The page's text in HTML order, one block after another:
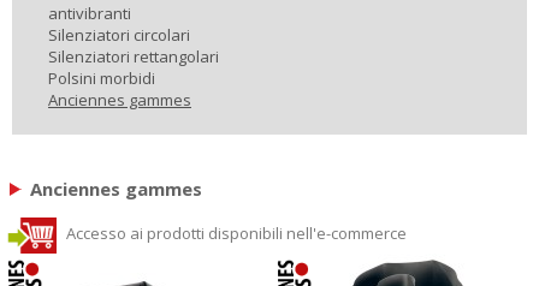
antivibranti
Silenziatori circolari
Silenziatori rettangolari
Polsini morbidi
Anciennes gammes
Anciennes gammes
Accesso ai prodotti disponibili nell'e-commerce